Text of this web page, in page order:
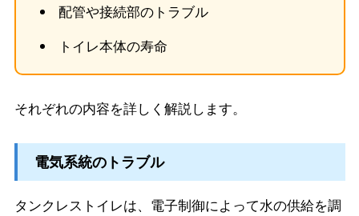
配管や接続部のトラブル
トイレ本体の寿命
それぞれの内容を詳しく解説します。
電気系統のトラブル
タンクレストイレは、電子制御によって水の供給を調